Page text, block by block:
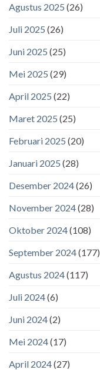
Agustus 2025 (26)
Juli 2025 (26)
Juni 2025 (25)
Mei 2025 (29)
April 2025 (22)
Maret 2025 (25)
Februari 2025 (20)
Januari 2025 (28)
Desember 2024(26)
November 2024(28)
Oktober 2024(108)
September 2024(177)
Agustus 2024(117)
Juli 2024(6)
Juni 2024(2)
Mei 2024(17)
April 2024(27)